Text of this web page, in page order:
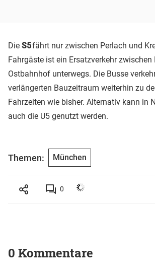
Die S5fährt nur zwischen Perlach und
Fahrgäste ist ein Ersatzverkehr zwischen
Ostbahnhof unterwegs. Die Busse
verlängerten Bauzeitraum weiterhin zu
Fahrzeiten wie bisher. Alternativ kann in
auch die U5 genutzt werden.
Themen: München
0
0 Kommentare